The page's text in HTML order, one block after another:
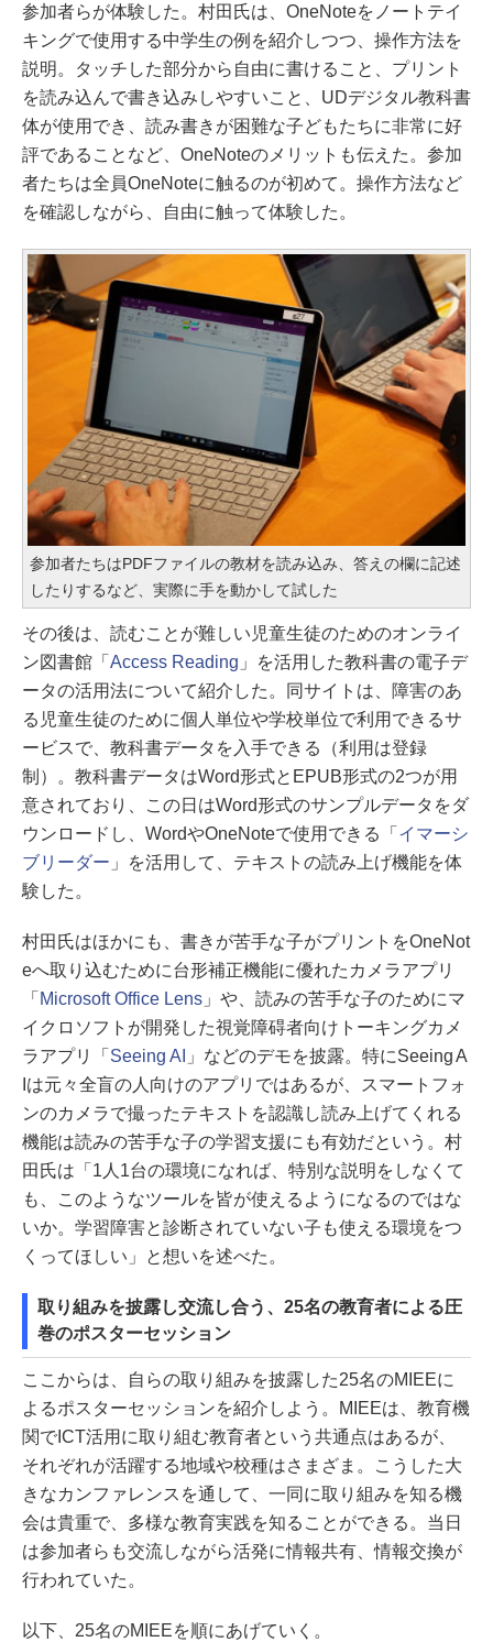
参加者らが体験した。村田氏は、OneNoteをノートテイ
キングで使用する中学生の例を紹介しつつ、操作方法を
説明。タッチした部分から自由に書けること、プリント
を読み込んで書き込みしやすいこと、UDデジタル教科書
体が使用でき、読み書きが困難な子どもたちに非常に好
評であることなど、OneNoteのメリットも伝えた。参加
者たちは全員OneNoteに触るのが初めて。操作方法など
を確認しながら、自由に触って体験した。
参加者たちはPDFファイルの教材を読み込み、答えの欄に記述
したりするなど、実際に手を動かして試した
その後は、読むことが難しい児童生徒のためのオンライ
ン図書館「 Access Reading 」を活用した教科書の電子デ
ータの活用法について紹介した。同サイトは、障害のあ
る児童生徒のために個人単位や学校単位で利用できるサ
ービスで、教科書データを入手できる（利用は登録
制）。教科書データはWord形式とEPUB形式の2つが用
意されており、この日はWord形式のサンプルデータをダ
ウンロードし、WordやOneNoteで使用できる「 イマーシ
ブリーダー 」を活用して、テキストの読み上げ機能を体
験した。
村田氏はほかにも、書きが苦手な子がプリントをOneNot
eへ取り込むために台形補正機能に優れたカメラアプリ
「 Microsoft Office Lens」や、読みの苦手な子のためにマ
イクロソフトが開発した視覚障碍者向けトーキングカメ
ラアプリ「 Seeing AI
」などのデモを披露。特にSeeing A
Iは元々全盲の人向けのアプリではあるが、スマートフォ
ンのカメラで撮ったテキストを認識し読み上げてくれる
機能は読みの苦手な子の学習支援にも有効だという。村
田氏は「1人1台の環境になれば、特別な説明をしなくて
も、このようなツールを皆が使えるようになるのではな
いか。学習障害と診断されていない子も使える環境をつ
くってほしい」と想いを述べた。
取り組みを披露し交流し合う、25名の教育者による圧
巻のポスターセッション
ここからは、自らの取り組みを披露した25名のMIEEに
よるポスターセッションを紹介しよう。MIEEは、教育機
関でICT活用に取り組む教育者という共通点はあるが、
それぞれが活躍する地域や校種はさまざま。こうした大
きなカンファレンスを通して、一同に取り組みを知る機
会は貴重で、多様な教育実践を知ることができる。当日
は参加者らも交流しながら活発に情報共有、情報交換が
行われていた。
以下、25名のMIEEを順にあげていく。